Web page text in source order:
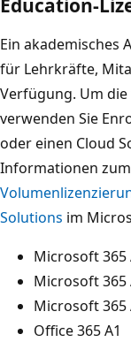
Education-
Ein akademisches
für Lehrkräfte,
Verfügung. Um
verwenden Sie
oder einen Cloud
Informationen zum
Solutions im
Microsoft 365
Microsoft 365
Microsoft 365
Office 365 A1